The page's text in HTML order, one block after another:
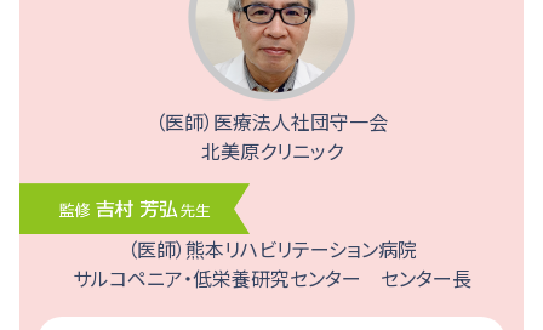
（医師）医療法人社団守一会
北美原クリニック
（医師）熊本リハビリテーション病院
サルコペニア・低栄養研究センター センター長